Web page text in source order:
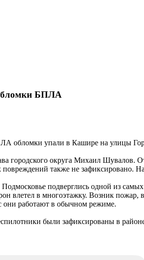
БПЛА
обломки упали в Кашире на улицы
городского округа Михаил Шувалов.
также не зафиксировано.
подверглись одной из самых
влетел в многоэтажку. Возник пожар,
работают в обычном режиме.
были зафиксированы в